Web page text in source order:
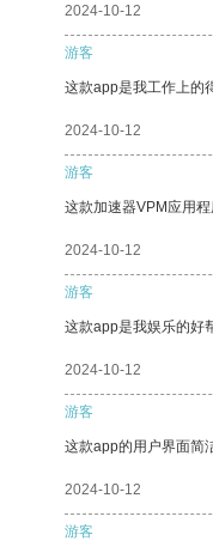
2024-10-12
游客
这款app是我工作上的
2024-10-12
游客
这款加速器VPM应用
2024-10-12
游客
这款app是我娱乐的好
2024-10-12
游客
这款app的用户界面简
2024-10-12
游客